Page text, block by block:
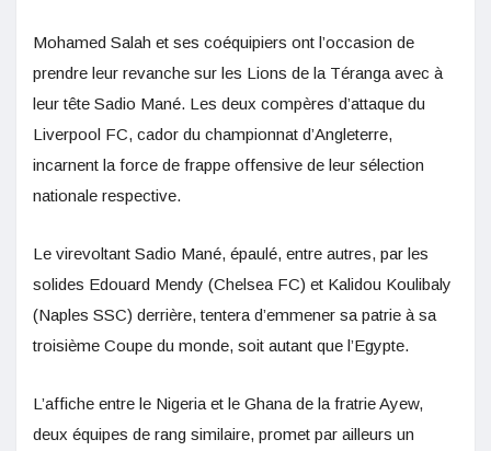
Mohamed Salah et ses coéquipiers ont l’occasion de
prendre leur revanche sur les Lions de la Téranga avec à
leur tête Sadio Mané. Les deux compères d’attaque du
Liverpool FC, cador du championnat d’Angleterre,
incarnent la force de frappe offensive de leur sélection
nationale respective.
Le virevoltant Sadio Mané, épaulé, entre autres, par les
solides Edouard Mendy (Chelsea FC) et Kalidou Koulibaly
(Naples SSC) derrière, tentera d’emmener sa patrie à sa
troisième Coupe du monde, soit autant que l’Egypte.
L’affiche entre le Nigeria et le Ghana de la fratrie Ayew,
deux équipes de rang similaire, promet par ailleurs un